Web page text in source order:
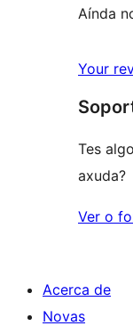
Aínda
Your
Tes
axuda?
Ver o
Acerca de
Novas